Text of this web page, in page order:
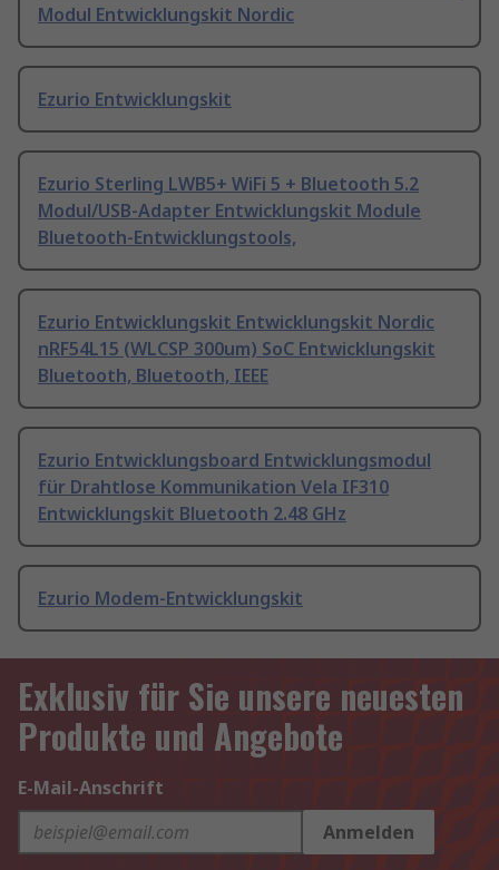
Modul Entwicklungskit Nordic
Ezurio Entwicklungskit
Ezurio Sterling LWB5+ WiFi 5 + Bluetooth 5.2
Modul/USB-Adapter Entwicklungskit Module
Bluetooth-Entwicklungstools,
Ezurio Entwicklungskit Entwicklungskit Nordic
nRF54L15 (WLCSP 300um) SoC Entwicklungskit
Bluetooth, Bluetooth, IEEE
Ezurio Entwicklungsboard Entwicklungsmodul
für Drahtlose Kommunikation Vela IF310
Entwicklungskit Bluetooth 2.48 GHz
Ezurio Modem-Entwicklungskit
Exklusiv für Sie unsere neuesten
Produkte und Angebote
E-Mail-Anschrift
Anmelden